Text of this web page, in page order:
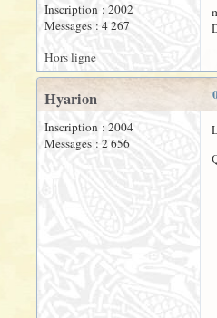
Inscription : 2002
Messages : 4 267
Hors ligne
Hyarion
Inscription : 2004
Messages : 2 656